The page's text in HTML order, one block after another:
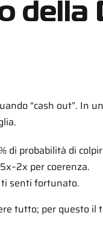
della
“cash out”. In
di probabilità di
per coerenza.
senti fortunato.
tutto; per questo